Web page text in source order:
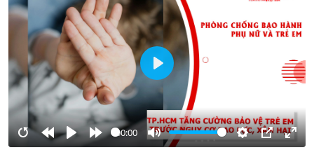
RestartRewind
PlayForward
00:00
Mute Settings
PIP
Play